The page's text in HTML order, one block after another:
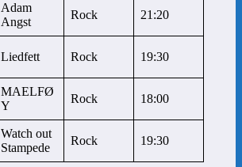
Adam
Angst
Rock 21:20
Liedfett Rock 19:30
MAELFØ
Y
Rock 18:00
Watch out
Stampede
Rock 19:30